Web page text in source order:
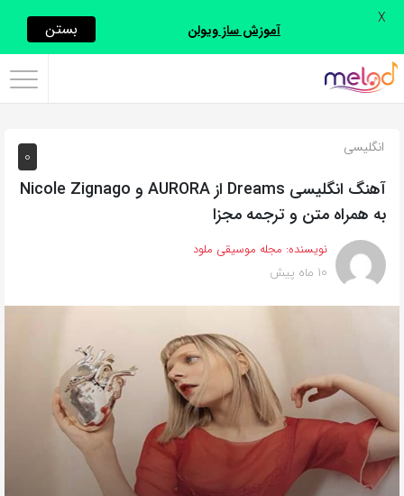
اشتراک
با
روش‌های
زیر
این
صفحه
را
به
اشتراک
بگذارید.
0 انگلیسی
آهنگ انگلیسی Dreams از AURORA و Nicole Zignago
به همراه متن و ترجمه مجزا
نویسنده: مجله موسیقی ملود
10 ماه پیش
آموزش ساز ویولن بستن X